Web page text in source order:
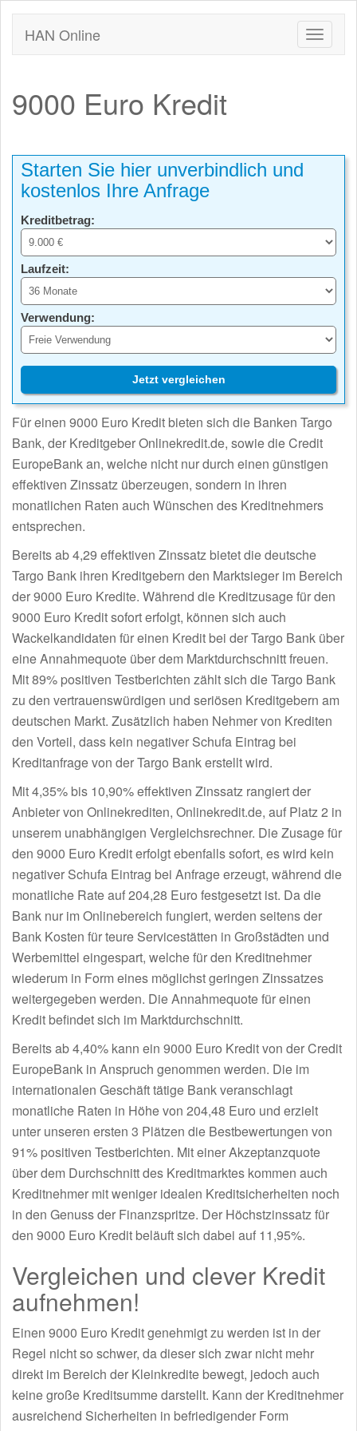
HAN Online
9000 Euro Kredit
Starten Sie hier unverbindlich und
kostenlos Ihre Anfrage
Kreditbetrag:
Laufzeit:
Verwendung:
Jetzt vergleichen
Für einen 9000 Euro Kredit bieten sich die Banken Targo
Bank, der Kreditgeber Onlinekredit.de, sowie die Credit
EuropeBank an, welche nicht nur durch einen günstigen
effektiven Zinssatz überzeugen, sondern in ihren
monatlichen Raten auch Wünschen des Kreditnehmers
entsprechen.
Bereits ab 4,29 effektiven Zinssatz bietet die deutsche
Targo Bank ihren Kreditgebern den Marktsieger im Bereich
der 9000 Euro Kredite. Während die Kreditzusage für den
9000 Euro Kredit sofort erfolgt, können sich auch
Wackelkandidaten für einen Kredit bei der Targo Bank über
eine Annahmequote über dem Marktdurchschnitt freuen.
Mit 89% positiven Testberichten zählt sich die Targo Bank
zu den vertrauenswürdigen und seriösen Kreditgebern am
deutschen Markt. Zusätzlich haben Nehmer von Krediten
den Vorteil, dass kein negativer Schufa Eintrag bei
Kreditanfrage von der Targo Bank erstellt wird.
Mit 4,35% bis 10,90% effektiven Zinssatz rangiert der
Anbieter von Onlinekrediten, Onlinekredit.de, auf Platz 2 in
unserem unabhängigen Vergleichsrechner. Die Zusage für
den 9000 Euro Kredit erfolgt ebenfalls sofort, es wird kein
negativer Schufa Eintrag bei Anfrage erzeugt, während die
monatliche Rate auf 204,28 Euro festgesetzt ist. Da die
Bank nur im Onlinebereich fungiert, werden seitens der
Bank Kosten für teure Servicestätten in Großstädten und
Werbemittel eingespart, welche für den Kreditnehmer
wiederum in Form eines möglichst geringen Zinssatzes
weitergegeben werden. Die Annahmequote für einen
Kredit befindet sich im Marktdurchschnitt.
Bereits ab 4,40% kann ein 9000 Euro Kredit von der Credit
EuropeBank in Anspruch genommen werden. Die im
internationalen Geschäft tätige Bank veranschlagt
monatliche Raten in Höhe von 204,48 Euro und erzielt
unter unseren ersten 3 Plätzen die Bestbewertungen von
91% positiven Testberichten. Mit einer Akzeptanzquote
über dem Durchschnitt des Kreditmarktes kommen auch
Kreditnehmer mit weniger idealen Kreditsicherheiten noch
in den Genuss der Finanzspritze. Der Höchstzinssatz für
den 9000 Euro Kredit beläuft sich dabei auf 11,95%.
Vergleichen und clever Kredit
aufnehmen!
Einen 9000 Euro Kredit genehmigt zu werden ist in der
Regel nicht so schwer, da dieser sich zwar nicht mehr
direkt im Bereich der Kleinkredite bewegt, jedoch auch
keine große Kreditsumme darstellt. Kann der Kreditnehmer
ausreichend Sicherheiten in befriedigender Form